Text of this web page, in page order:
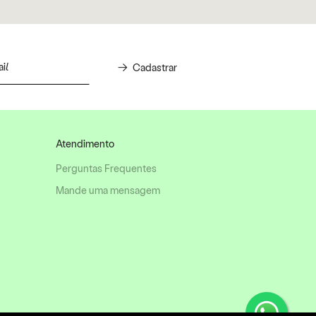
Cadastrar
Atendimento
Perguntas Frequentes
Mande uma mensagem